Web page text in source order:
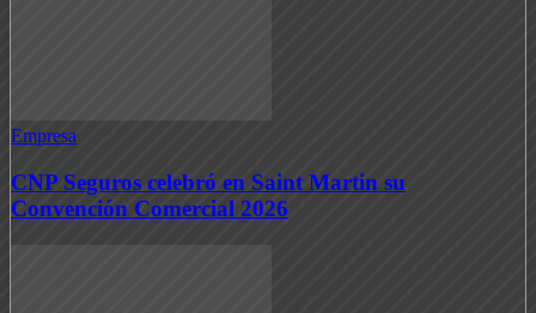
Empresa
CNP Seguros celebró en Saint Martin su
Convención Comercial 2026